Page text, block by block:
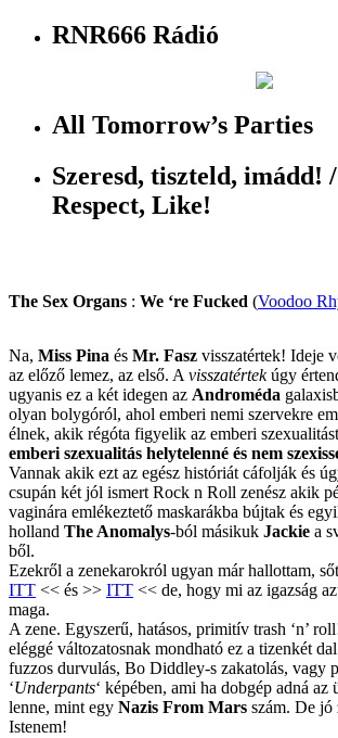
RNR666 Rádió
All Tomorrow’s Parties
Szeresd, tiszteld, imádd!
Respect, Like!
The Sex Organs : We ‘re Fucked (Voodoo
Na, Miss Pina és Mr. Fasz visszatértek! Ideje
az előző lemez, az első. A visszatértekúgy
ugyanis ez a két idegen az Androméda
olyan bolygóról, ahol emberi nemi szervekre
élnek, akik régóta figyelik az emberi
emberi szexualitás helytelenné és nem
Vannak akik ezt az egész históriát cáfolják és
csupán két jól ismert Rock n Roll zenész akik
vaginára emlékeztető maskarákba bújtak és
holland The Anomalys-ból másikuk Jackie a
ből.
Ezekről a zenekarokról ugyan már hallottam,
ITT << és >> ITT << de, hogy mi az igazság
maga.
A zene. Egyszerű, hatásos, primitív trash ‘n’
eléggé változatosnak mondható ez a tizenkét
fuzzos durvulás, Bo Diddley-s zakatolás, vagy
‘Underpants‘ képében, ami ha dobgép adná az
lenne, mint egy Nazis From Mars szám. De jó
Istenem!